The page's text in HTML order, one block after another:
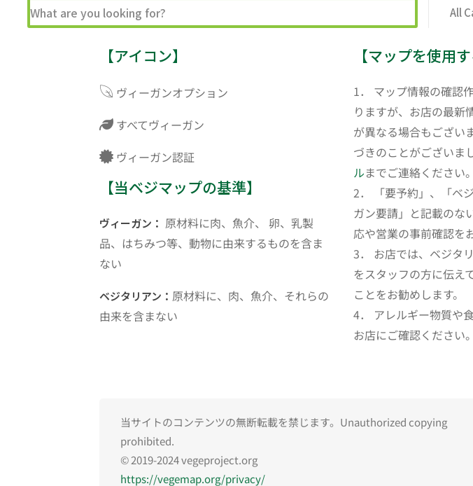
All
【アイコン】
ヴィーガンオプション
すべてヴィーガン
ヴィーガン認証
【当ベジマップの基準】
ヴィーガン： 原材料に肉、魚介、 卵、乳製
品、はちみつ等、動物に由来するものを含ま
ない
ベジタリアン： 原材料に、肉、魚介、それらの
由来を含まない
【マップを使用
1． マップ情報の確認
りますが、お店の最新
が異なる場合もござい
づきのことがございま
ルまでご連絡ください。
2． 「要予約」、「ベ
ガン要請」と記載のな
応や営業の事前確認を
3． お店では、ベジタ
をスタッフの方に伝え
ことをお勧めします。
4． アレルギー物質や
お店にご確認ください。
当サイトのコンテンツの無断転載を禁じます。Unauthorized copying
prohibited.
© 2019-2024 vegeproject.org
https://vegemap.org/privacy/